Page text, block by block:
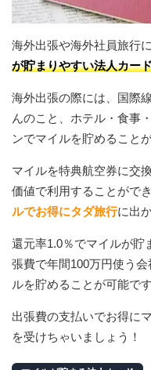
海外出張や海外社員旅行
が貯まりやすい法人カー
海外出張の際には、国際
んのこと、ホテル・食事
ンでマイルを貯めること
マイルを特典航空券に交
価値で利用することがで
ルでお得にタダ旅行に出
還元率1.0％でマイルが貯
張費で年間100万円使う
ルを貯めることが可能です
出張費の支払いでお得に
を受けちゃいましょう！